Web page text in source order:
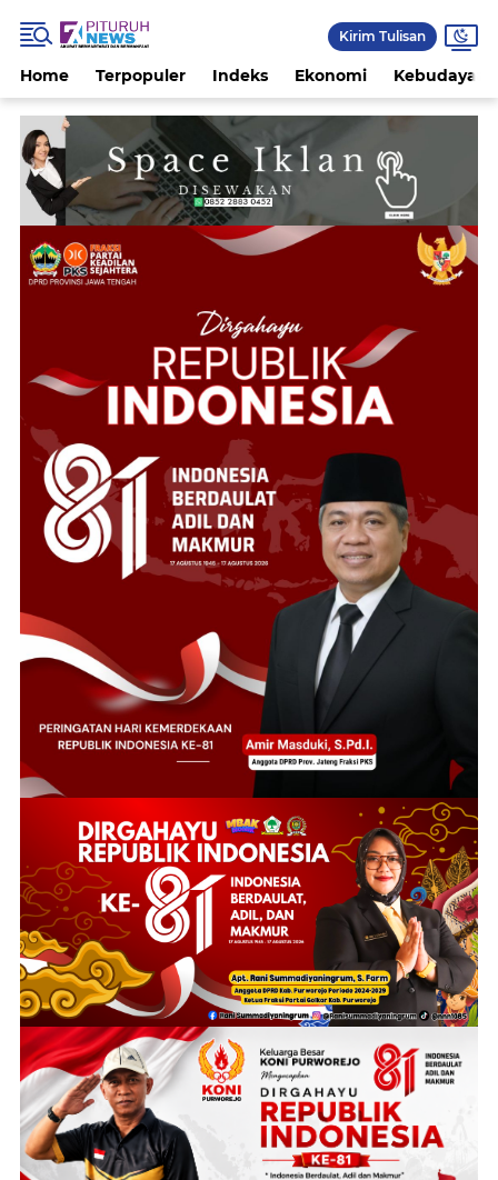
Kirim Tulisan
Home Terpopuler Indeks Ekonomi Kebudayaan